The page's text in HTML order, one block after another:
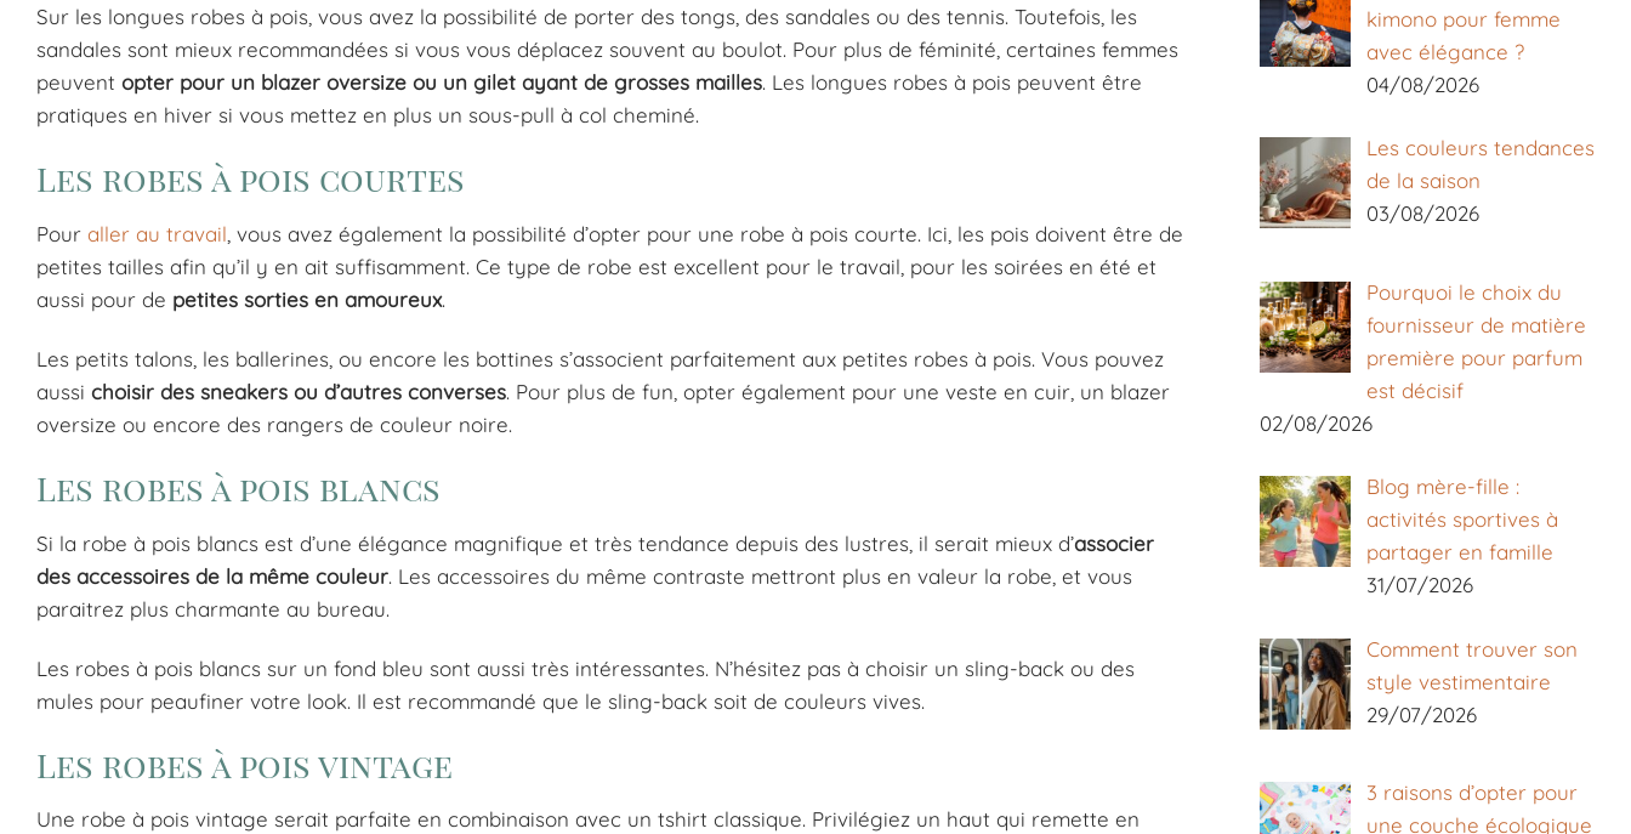
Sur les longues robes à pois, vous avez la possibilité de porter des tongs, des sandales ou des tennis. Toutefois, les
sandales sont mieux recommandées si vous vous déplacez souvent au boulot. Pour plus de féminité, certaines femmes
peuvent opter pour un blazer oversize ou un gilet ayant de grosses mailles. Les longues robes à pois peuvent être
pratiques en hiver si vous mettez en plus un sous-pull à col cheminé.
Les robes à pois courtes
Pour aller au travail , vous avez également la possibilité d’opter pour une robe à pois courte. Ici, les pois doivent être de
petites tailles afin qu’il y en ait suffisamment. Ce type de robe est excellent pour le travail, pour les soirées en été et
aussi pour de petites sorties en amoureux.
Les petits talons, les ballerines, ou encore les bottines s’associent parfaitement aux petites robes à pois. Vous pouvez
aussi choisir des sneakers ou d’autres converses. Pour plus de fun, opter également pour une veste en cuir, un blazer
oversize ou encore des rangers de couleur noire.
Les robes à pois blancs
Si la robe à pois blancs est d’une élégance magnifique et très tendance depuis des lustres, il serait mieux d’associer
des accessoires de la même couleur. Les accessoires du même contraste mettront plus en valeur la robe, et vous
paraitrez plus charmante au bureau.
Les robes à pois blancs sur un fond bleu sont aussi très intéressantes. N’hésitez pas à choisir un sling-back ou des
mules pour peaufiner votre look. Il est recommandé que le sling-back soit de couleurs vives.
Les robes à pois vintage
Une robe à pois vintage serait parfaite en combinaison avec un tshirt classique. Privilégiez un haut qui remette en
kimono pour femme
avec élégance ?
04/08/2026
Les couleurs tendances
de la saison
03/08/2026
Pourquoi le choix du
fournisseur de matière
première pour parfum
est décisif
02/08/2026
Blog mère-fille :
activités sportives à
partager en famille
31/07/2026
Comment trouver son
style vestimentaire
29/07/2026
3 raisons d’opter pour
une couche écologique